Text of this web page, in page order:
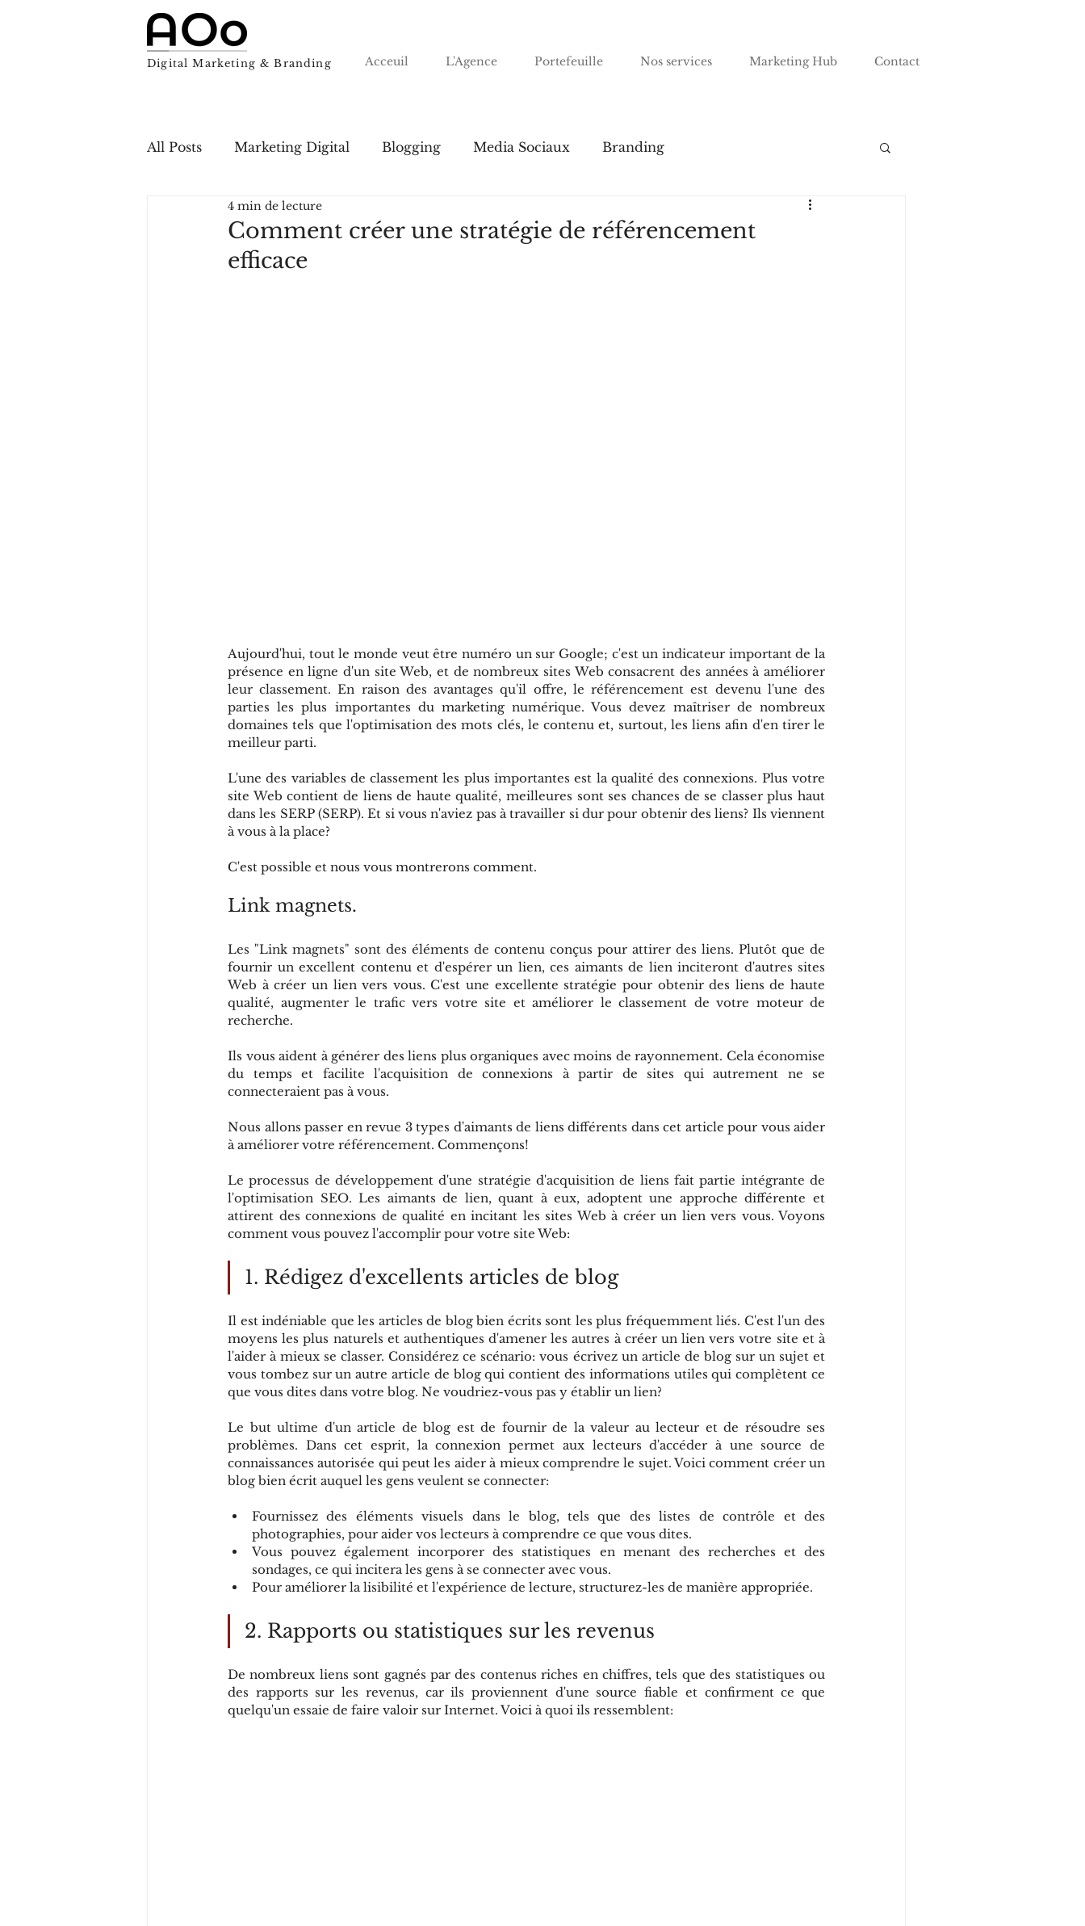
Digital Marketing & Branding Acceuil L'Agence Portefeuille Nos services Marketing Hub Contact
All Posts Marketing Digital Blogging Media Sociaux Branding
Comment créer une stratégie de référencement
efficace
4 min de lecture
Aujourd'hui, tout le monde veut être numéro un sur Google; c'est un indicateur important de la
présence en ligne d'un site Web, et de nombreux sites Web consacrent des années à améliorer
leur classement. En raison des avantages qu'il offre, le référencement est devenu l'une des
parties les plus importantes du marketing numérique. Vous devez maîtriser de nombreux
domaines tels que l'optimisation des mots clés, le contenu et, surtout, les liens afin d'en tirer le
meilleur parti.
L'une des variables de classement les plus importantes est la qualité des connexions. Plus votre
site Web contient de liens de haute qualité, meilleures sont ses chances de se classer plus haut
dans les SERP (SERP). Et si vous n'aviez pas à travailler si dur pour obtenir des liens? Ils viennent
à vous à la place?
C'est possible et nous vous montrerons comment.
Link magnets.
Les "Link magnets" sont des éléments de contenu conçus pour attirer des liens. Plutôt que de
fournir un excellent contenu et d'espérer un lien, ces aimants de lien inciteront d'autres sites
Web à créer un lien vers vous. C'est une excellente stratégie pour obtenir des liens de haute
qualité, augmenter le trafic vers votre site et améliorer le classement de votre moteur de
recherche.
Ils vous aident à générer des liens plus organiques avec moins de rayonnement. Cela économise
du temps et facilite l'acquisition de connexions à partir de sites qui autrement ne se
connecteraient pas à vous.
Nous allons passer en revue 3 types d'aimants de liens différents dans cet article pour vous aider
à améliorer votre référencement. Commençons!
Le processus de développement d'une stratégie d'acquisition de liens fait partie intégrante de
l'optimisation SEO. Les aimants de lien, quant à eux, adoptent une approche différente et
attirent des connexions de qualité en incitant les sites Web à créer un lien vers vous. Voyons
comment vous pouvez l'accomplir pour votre site Web:
1. Rédigez d'excellents articles de blog
Il est indéniable que les articles de blog bien écrits sont les plus fréquemment liés. C'est l'un des
moyens les plus naturels et authentiques d'amener les autres à créer un lien vers votre site et à
l'aider à mieux se classer. Considérez ce scénario: vous écrivez un article de blog sur un sujet et
vous tombez sur un autre article de blog qui contient des informations utiles qui complètent ce
que vous dites dans votre blog. Ne voudriez-vous pas y établir un lien?
Le but ultime d'un article de blog est de fournir de la valeur au lecteur et de résoudre ses
problèmes. Dans cet esprit, la connexion permet aux lecteurs d'accéder à une source de
connaissances autorisée qui peut les aider à mieux comprendre le sujet. Voici comment créer un
blog bien écrit auquel les gens veulent se connecter:
Fournissez des éléments visuels dans le blog, tels que des listes de contrôle et des
photographies, pour aider vos lecteurs à comprendre ce que vous dites.
Vous pouvez également incorporer des statistiques en menant des recherches et des
sondages, ce qui incitera les gens à se connecter avec vous.
Pour améliorer la lisibilité et l'expérience de lecture, structurez-les de manière appropriée.
2. Rapports ou statistiques sur les revenus
De nombreux liens sont gagnés par des contenus riches en chiffres, tels que des statistiques ou
des rapports sur les revenus, car ils proviennent d'une source fiable et confirment ce que
quelqu'un essaie de faire valoir sur Internet. Voici à quoi ils ressemblent: